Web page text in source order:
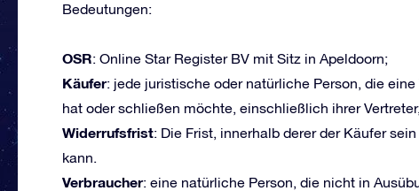
Bedeutungen:
OSR: Online Star Register BV mit Sitz in Apeldoorn;
Käufer: jede juristische oder natürliche Person, die
hat oder schließen möchte, einschließlich ihrer
Widerrufsfrist: Die Frist, innerhalb derer der Käufer
kann.
Verbraucher: eine natürliche Person, die nicht in